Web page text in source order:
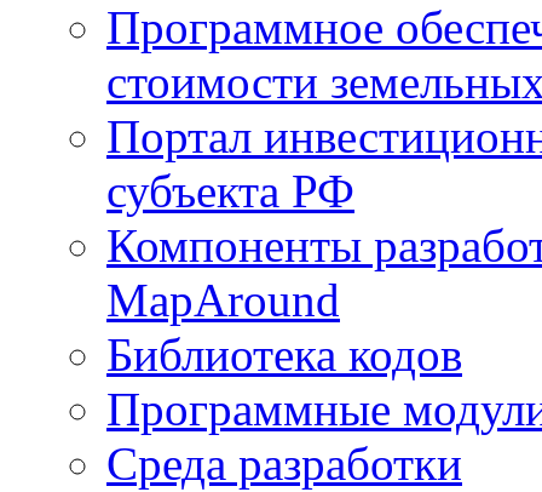
Программное
стоимости
Портал
субъекта РФ
Компоненты
MapAround
Библиотека кодов
Программные
Среда разработки